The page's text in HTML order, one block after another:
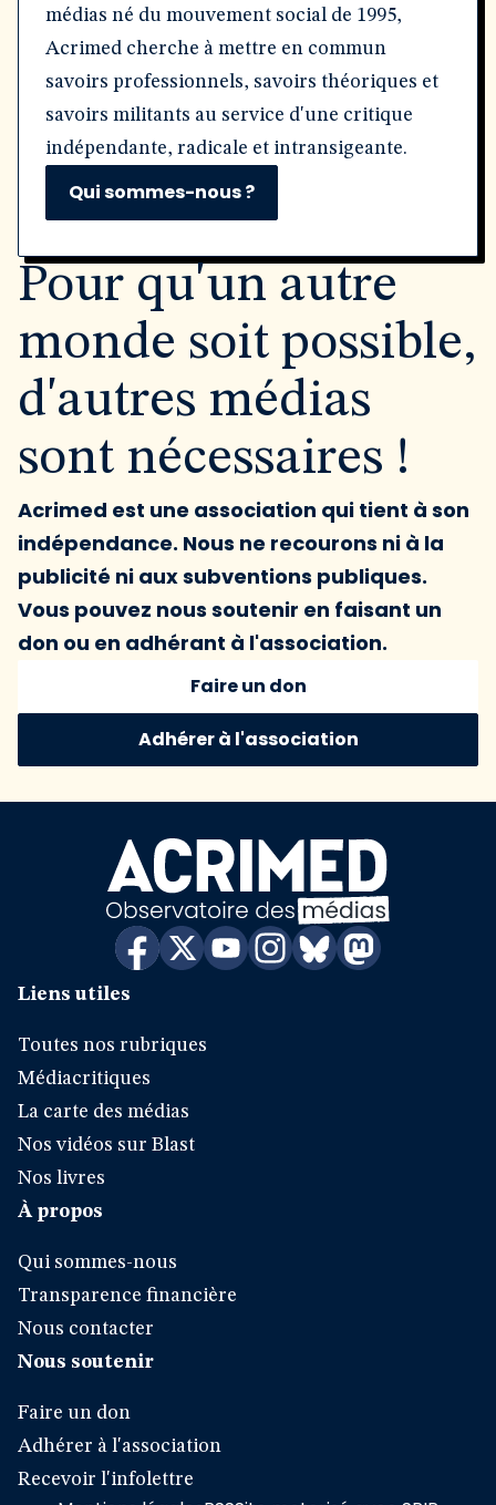
médias né du mouvement social de 1995,
Acrimed cherche à mettre en commun
savoirs professionnels, savoirs théoriques et
savoirs militants au service d'une critique
indépendante, radicale et intransigeante.
Qui sommes-nous ?
Pour qu'un autre
monde soit possible,
d'autres médias
sont nécessaires !
Acrimed est une association qui tient à son
indépendance. Nous ne recourons ni à la
publicité ni aux subventions publiques.
Vous pouvez nous soutenir en faisant un
don ou en adhérant à l'association.
Faire un don
Adhérer à l'association
Liens utiles
Toutes nos rubriques
Médiacritiques
La carte des médias
Nos vidéos sur Blast
Nos livres
À propos
Qui sommes-nous
Transparence financière
Nous contacter
Nous soutenir
Faire un don
Adhérer à l'association
Recevoir l'infolettre